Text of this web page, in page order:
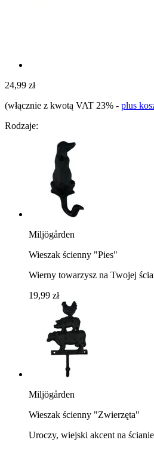
24,99 zł
(włącznie z kwotą VAT 23% - plus
Rodzaje:
Miljögården
Wieszak ścienny "Pies"
Wierny towarzysz na Twojej
19,99 zł
Miljögården
Wieszak ścienny "Zwierzęta"
Uroczy, wiejski akcent na ścianie